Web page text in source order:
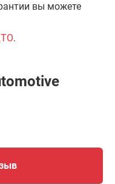
вы можете
.